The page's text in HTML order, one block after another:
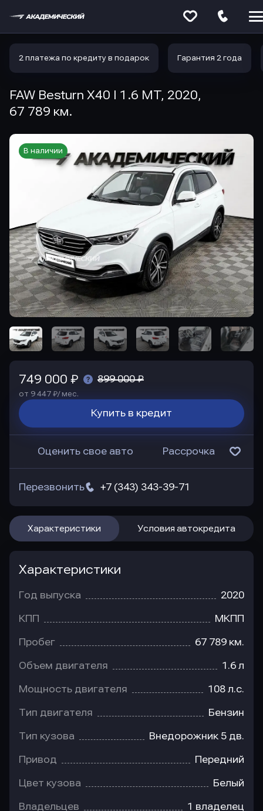
2 платежа по кредиту в подарок Гарантия 2 года
FAW Besturn X40 I 1.6 MT, 2020,
67 789 км.
В наличии
749 000 ₽ 899 000 ₽
от 9 447 ₽/ мес.
Купить в кредит
Оценить свое авто Рассрочка
+7 (343) 343-39-71
Перезвонить
Характеристики Условия автокредита
Характеристики
Год выпуска 2020
КПП МКПП
Пробег 67 789 км.
Объем двигателя 1.6 л
Мощность двигателя 108 л.с.
Тип двигателя Бензин
Тип кузова Внедорожник 5 дв.
Привод Передний
Цвет кузова Белый
Владельцев 1 владелец